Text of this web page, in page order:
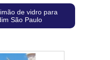
de vidro para
São Paulo